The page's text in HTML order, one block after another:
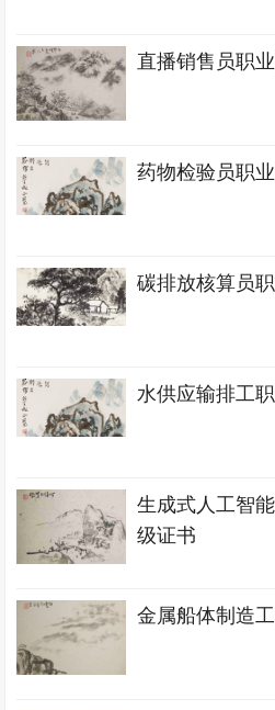
直播销售员职
药物检验员职
碳排放核算员
水供应输排工
生成式人工智
级证书
金属船体制造